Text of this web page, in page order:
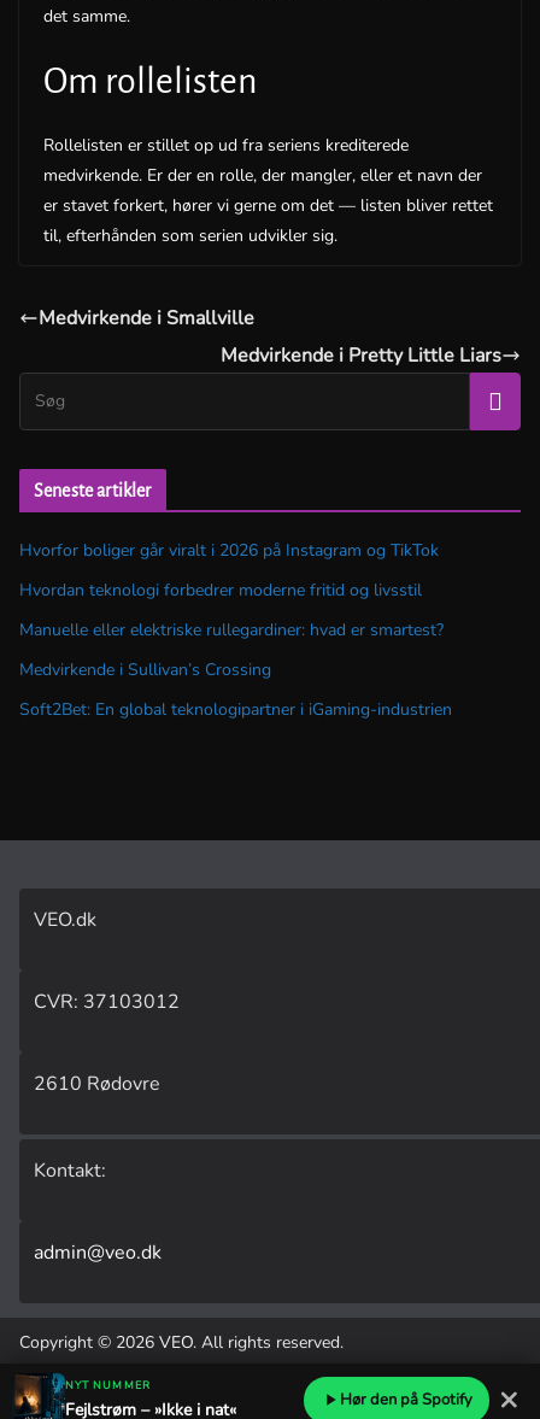
det samme.
Om rollelisten
Rollelisten er stillet op ud fra seriens krediterede
medvirkende. Er der en rolle, der mangler, eller et navn der
er stavet forkert, hører vi gerne om det — listen bliver rettet
til, efterhånden som serien udvikler sig.
Medvirkende i Smallville
Medvirkende i Pretty Little Liars
Seneste artikler
Hvorfor boliger går viralt i 2026 på Instagram og TikTok
Hvordan teknologi forbedrer moderne fritid og livsstil
Manuelle eller elektriske rullegardiner: hvad er smartest?
Medvirkende i Sullivan’s Crossing
Soft2Bet: En global teknologipartner i iGaming-industrien
VEO.dk
CVR: 37103012
2610 Rødovre
Kontakt:
admin@veo.dk
Copyright © 2026 VEO. All rights reserved.
Udviklet af
NYT NUMMER
Fejlstrøm – »Ikke i nat« Hør den på Spotify ×